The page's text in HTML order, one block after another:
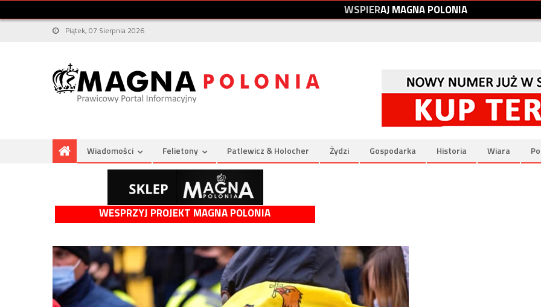
WSPIERAJMAGNAPOLONIA
Piątek, 07 Sierpnia 2026
Wiadomości Felietony Patlewicz & Holocher Żydzi Gospodarka Historia Wiara
WESPRZYJ PROJEKT MAGNA POLONIA